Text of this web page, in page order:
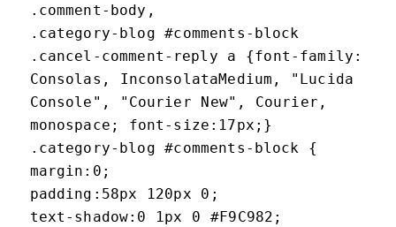
.comment-body,
.category-blog #comments-block
.cancel-comment-reply a {font-family:
Consolas, InconsolataMedium, "Lucida
Console", "Courier New", Courier,
monospace; font-size:17px;}
.category-blog #comments-block {
margin:0;
padding:58px 120px 0;
text-shadow:0 1px 0 #F9C982;